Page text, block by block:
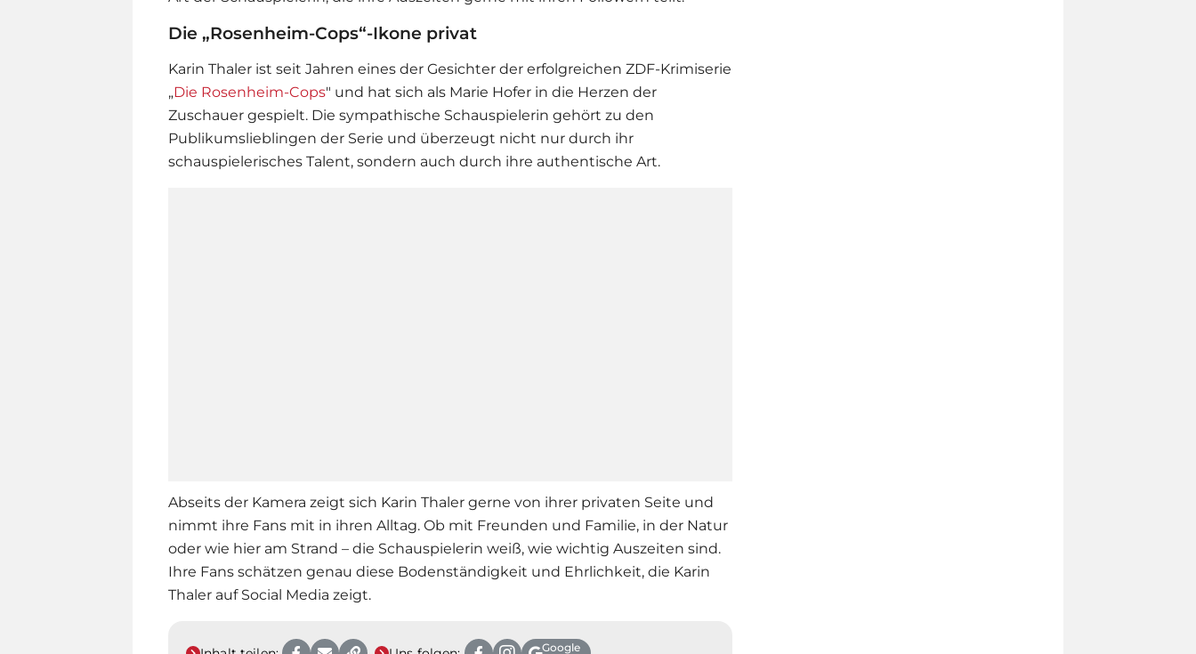
Die „Rosenheim-Cops“-Ikone privat
Karin Thaler ist seit Jahren eines der Gesichter der erfolgreichen ZDF-Krimiserie
„Die Rosenheim-Cops" und hat sich als Marie Hofer in die Herzen der
Zuschauer gespielt. Die sympathische Schauspielerin gehört zu den
Publikumslieblingen der Serie und überzeugt nicht nur durch ihr
schauspielerisches Talent, sondern auch durch ihre authentische Art.
Abseits der Kamera zeigt sich Karin Thaler gerne von ihrer privaten Seite und
nimmt ihre Fans mit in ihren Alltag. Ob mit Freunden und Familie, in der Natur
oder wie hier am Strand – die Schauspielerin weiß, wie wichtig Auszeiten sind.
Ihre Fans schätzen genau diese Bodenständigkeit und Ehrlichkeit, die Karin
Thaler auf Social Media zeigt.
Google